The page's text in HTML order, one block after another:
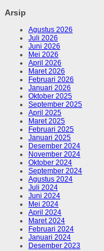
Arsip
Agustus 2026
Juli 2026
Juni 2026
Mei 2026
April 2026
Maret 2026
Februari 2026
Januari 2026
Oktober 2025
September 2025
April 2025
Maret 2025
Februari 2025
Januari 2025
Desember 2024
November 2024
Oktober 2024
September 2024
Agustus 2024
Juli 2024
Juni 2024
Mei 2024
April 2024
Maret 2024
Februari 2024
Januari 2024
Desember 2023